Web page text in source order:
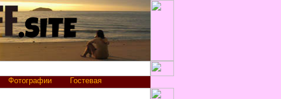
Фотографии Гостевая